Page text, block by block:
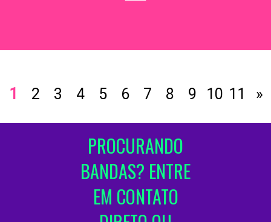
1 2 3 4 5 6 7 8 9 10 11 »
PROCURANDO
BANDAS? ENTRE
EM CONTATO